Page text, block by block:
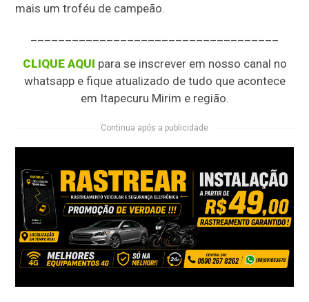
mais um troféu de campeão.
CLIQUE AQUI para se inscrever em nosso canal no
whatsapp e fique atualizado de tudo que acontece
em Itapecuru Mirim e região.
Continua após a publicidade